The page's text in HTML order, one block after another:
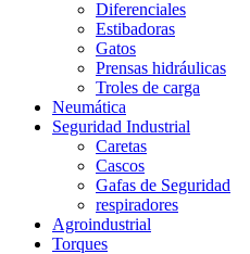
Diferenciales
Estibadoras
Gatos
Prensas hidráulicas
Troles de carga
Neumática
Seguridad Industrial
Caretas
Cascos
Gafas de Seguridad
respiradores
Agroindustrial
Torques